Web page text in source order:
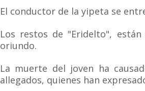
El conductor de la yipeta se
Los restos de "Eridelto",
oriundo.
La muerte del joven ha
allegados, quienes han